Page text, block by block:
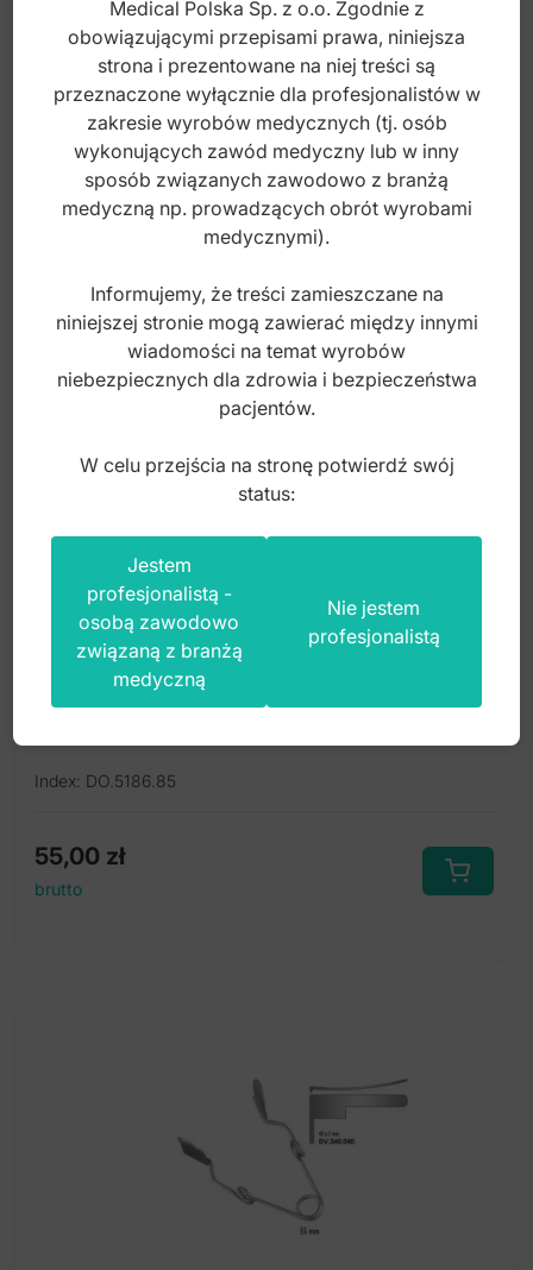
Rozwierak dla psów średni 145mm
Index: DV.006.145
135,00zł
brutto
Sprężynka torkująca mała .018" x .025"
(Opak. 5 szt.)
Index: DO.5186.85
55,00 zł
brutto
Medical Polska Sp. z o.o. Zgodnie z
obowiązującymi przepisami prawa, niniejsza
strona i prezentowane na niej treści są
przeznaczone wyłącznie dla profesjonalistów w
zakresie wyrobów medycznych (tj. osób
wykonujących zawód medyczny lub w inny
sposób związanych zawodowo z branżą
medyczną np. prowadzących obrót wyrobami
medycznymi).
Informujemy, że treści zamieszczane na
niniejszej stronie mogą zawierać między innymi
wiadomości na temat wyrobów
niebezpiecznych dla zdrowia i bezpieczeństwa
pacjentów.
W celu przejścia na stronę potwierdź swój
status:
Jestem
profesjonalistą -
osobą zawodowo
związaną z branżą
medyczną
Nie jestem
profesjonalistą